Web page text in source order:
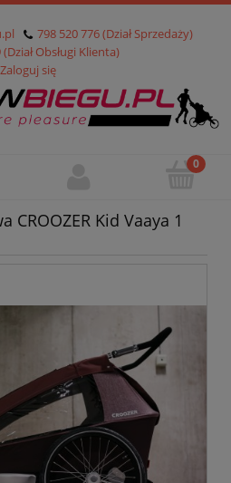
798 520 776 (Dział Sprzedaży)
Obsługi Klienta)
Zaloguj się
CROOZER Kid Vaaya 1